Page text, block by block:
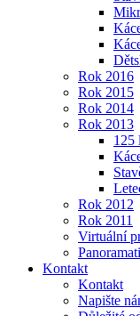
Rok 2016
Rok 2015
Rok 2014
Rok 2013
125
Rok 2012
Rok 2011
Virtuální
Kontakt
Kontakt
Napište